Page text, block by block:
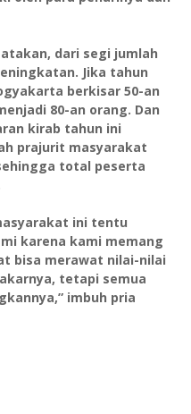
dari segi jumlah
Jika tahun
berkisar 50-an
80-an orang. Dan
kirab tahun ini
prajurit masyarakat
total peserta
ini tentu
karena kami memang
bisa merawat nilai-nilai
tetapi semua
imbuh pria